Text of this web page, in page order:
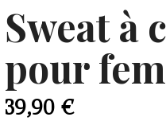
Sweat à
pour
39,90€